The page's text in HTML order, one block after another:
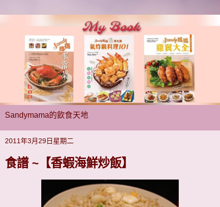
Sandymama的飲食天地
2011年3月29日星期二
食譜 ~【香蝦海鮮炒飯】